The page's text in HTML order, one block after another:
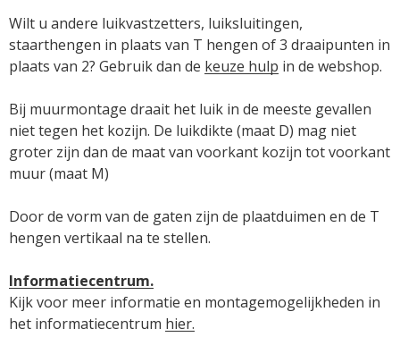
Wilt u andere luikvastzetters, luiksluitingen,
staarthengen in plaats van T hengen of 3 draaipunten in
plaats van 2? Gebruik dan de keuze hulp in de webshop.
Bij muurmontage draait het luik in de meeste gevallen
niet tegen het kozijn. De luikdikte (maat D) mag niet
groter zijn dan de maat van voorkant kozijn tot voorkant
muur (maat M)
Door de vorm van de gaten zijn de plaatduimen en de T
hengen vertikaal na te stellen.
Informatiecentrum.
Kijk voor meer informatie en montagemogelijkheden in
het informatiecentrum hier.